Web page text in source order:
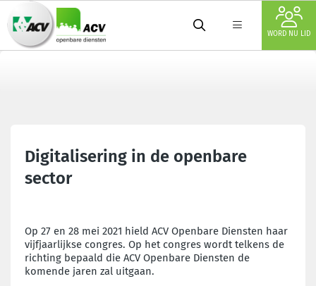
WORD NU LID
Digitalisering in de openbare
sector
Op 27 en 28 mei 2021 hield ACV Openbare Diensten haar
vijfjaarlijkse congres. Op het congres wordt telkens de
richting bepaald die ACV Openbare Diensten de
komende jaren zal uitgaan.